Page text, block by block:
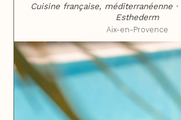
Cuisine française, méditerranéenne
Esthederm
Aix-en-Provence